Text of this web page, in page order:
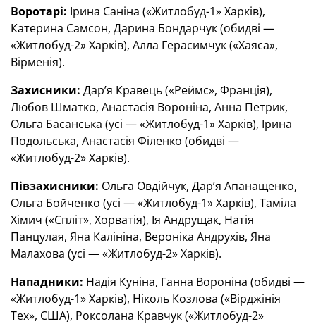
Воротарі: Ірина Саніна («Житлобуд-1» Харків),
Катерина Самсон, Дарина Бондарчук (обидві —
«Житлобуд-2» Харків), Алла Герасимчук («Хаяса»,
Вірменія).
Захисники: Дар’я Кравець («Реймс», Франція),
Любов Шматко, Анастасія Вороніна, Анна Петрик,
Ольга Басанська (усі — «Житлобуд-1» Харків), Ірина
Подольська, Анастасія Філенко (обидві —
«Житлобуд-2» Харків).
Півзахисники: Ольга Овдійчук, Дар’я Апанащенко,
Ольга Бойченко (усі — «Житлобуд-1» Харків), Таміла
Хімич («Спліт», Хорватія), Ія Андрущак, Натія
Панцулая, Яна Калініна, Вероніка Андрухів, Яна
Малахова (усі — «Житлобуд-2» Харків).
Нападники: Надія Куніна, Ганна Вороніна (обидві —
«Житлобуд-1» Харків), Ніколь Козлова («Вірджінія
Тех», США), Роксолана Кравчук («Житлобуд-2»